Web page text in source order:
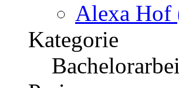
Wolfram von
Verhältnis